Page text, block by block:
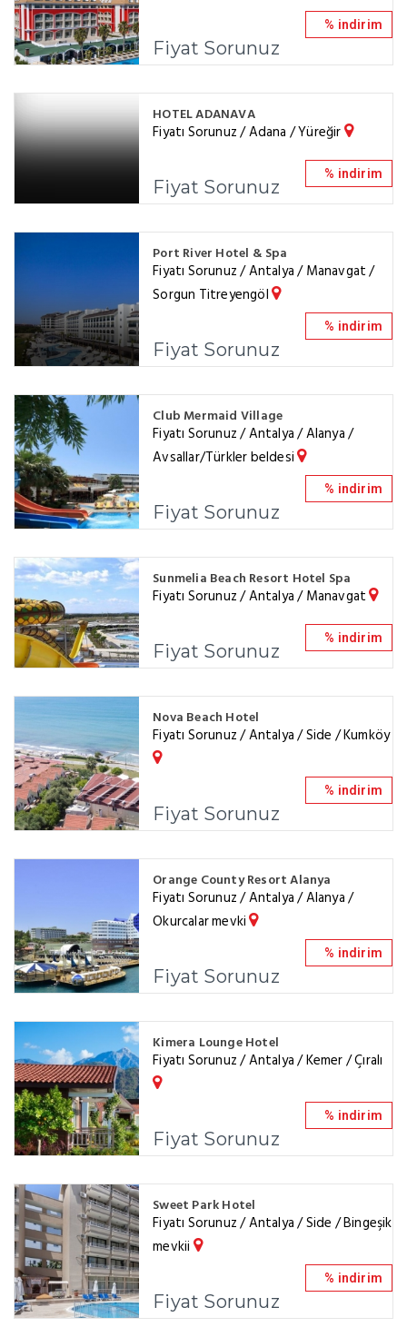
Fiyat Sorunuz
% indirim
HOTEL ADANAVA
Fiyatı Sorunuz / Adana / Yüreğir
Fiyat Sorunuz
% indirim
Port River Hotel & Spa
Fiyatı Sorunuz / Antalya / Manavgat /
Sorgun Titreyengöl
Fiyat Sorunuz
% indirim
Club Mermaid Village
Fiyatı Sorunuz / Antalya / Alanya /
Avsallar/Türkler beldesi
Fiyat Sorunuz
% indirim
Sunmelia Beach Resort Hotel Spa
Fiyatı Sorunuz / Antalya / Manavgat
Fiyat Sorunuz
% indirim
Nova Beach Hotel
Fiyatı Sorunuz / Antalya / Side / Kumköy
Fiyat Sorunuz
% indirim
Orange County Resort Alanya
Fiyatı Sorunuz / Antalya / Alanya /
Okurcalar mevki
Fiyat Sorunuz
% indirim
Kimera Lounge Hotel
Fiyatı Sorunuz / Antalya / Kemer / Çıralı
Fiyat Sorunuz
% indirim
Sweet Park Hotel
Fiyatı Sorunuz / Antalya / Side / Bingeşik
mevkii
Fiyat Sorunuz
% indirim